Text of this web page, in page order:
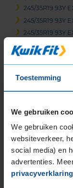
Toestemming
We gebruiken
We gebruiken
websiteverkeer,
social media) en
advertenties.
privacyverklaring
245/35R19 93Y
245/35R19 93Y
245/35R19 93Y
245/40R19 98Y
255/30R19 91Y
255/35R19 96Y
255/35R19 96Y
265/35R19 98Y
265/35R19 98Y
265/35R19 98Y
265/35R19 98Y